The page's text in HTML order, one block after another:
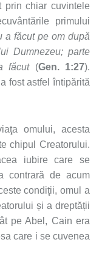
prin chiar cuvintele
primului
a făcut pe om după
Dumnezeu; parte
făcut (Gen. 1:27).
fost astfel întipărită
omului, acesta
chipul Creatorului.
iubire care se
contrară de acum
condiţii, omul a
și a dreptății
pe Abel, Cain era
care i se cuvenea